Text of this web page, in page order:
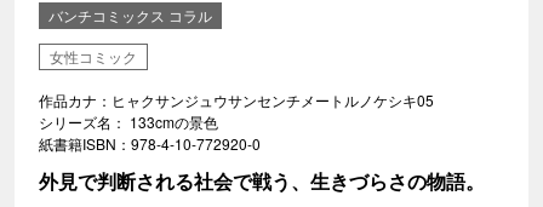
バンチコミックス コラル
女性コミック
作品カナ：ヒャクサンジュウサンセンチメートルノケシキ05
シリーズ名： 133cmの景色
紙書籍ISBN：978-4-10-772920-0
外見で判断される社会で戦う、生きづらさの物語。